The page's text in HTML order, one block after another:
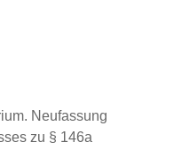
Neufassung
zu § 146a